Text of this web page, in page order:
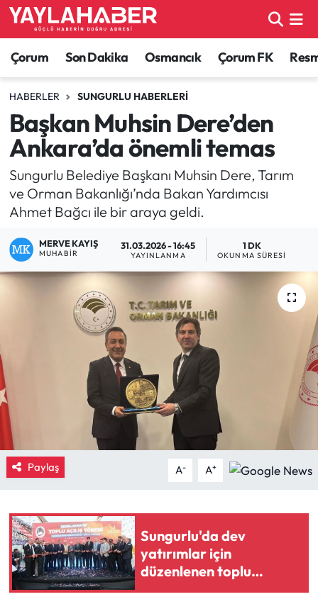
Çorum Son Dakika Osmancık Çorum FK
HABERLER SUNGURLU HABERLERI
Başkan Muhsin Dere’den
Ankara’da önemli temas
Sungurlu Belediye Başkanı Muhsin Dere, Tarım
ve Orman Bakanlığı’nda Bakan Yardımcısı
Ahmet Bağcı ile bir araya geldi.
MERVE KAYIŞ
MUHABIR
31.03.2026 - 16:45
YAYINLANMA
1 DK
OKUNMA SÜRESI
Paylaş A- A+
Sungurlu'da dev
yatırımlar için
düzenlenen toplu
törende kurdeleler
Alaca Haberleri
Bayat Haberleri
Bilgi - Keşfet Haberleri
Bilim ve Teknoloji
Boğazkale Haberleri
Çorum Son Dakika Haberleri
Dodurga Haberleri
Ekonomi
İskilip Haberleri
Kimdir?
Kültür Sanat
Laçin Haberleri
Çorum Nöbetçi Eczaneler
Çorum Hava Durumu
Çorum Namaz Vakitleri
Çorum Trafik Yoğunluk Haritası
TFF 1.Lig Puan Durumu ve Fikstür
Son Dakika Haberleri
Haber Arşivi